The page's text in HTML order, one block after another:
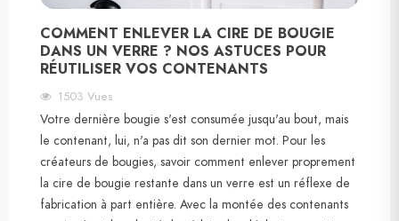
COMMENT ENLEVER LA CIRE DE BOUGIE
DANS UN VERRE ? NOS ASTUCES POUR
RÉUTILISER VOS CONTENANTS
1503 Vues
Votre dernière bougie s'est consumée jusqu'au bout, mais
le contenant, lui, n'a pas dit son dernier mot. Pour les
créateurs de bougies, savoir comment enlever proprement
la cire de bougie restante dans un verre est un réflexe de
fabrication à part entière. Avec la montée des contenants